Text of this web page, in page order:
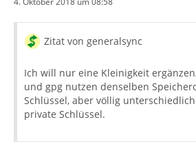
Zitat von generalsync
Ich will nur eine Kleinigkeit
und gpg nutzen denselben
Schlüssel, aber völlig
private Schlüssel.